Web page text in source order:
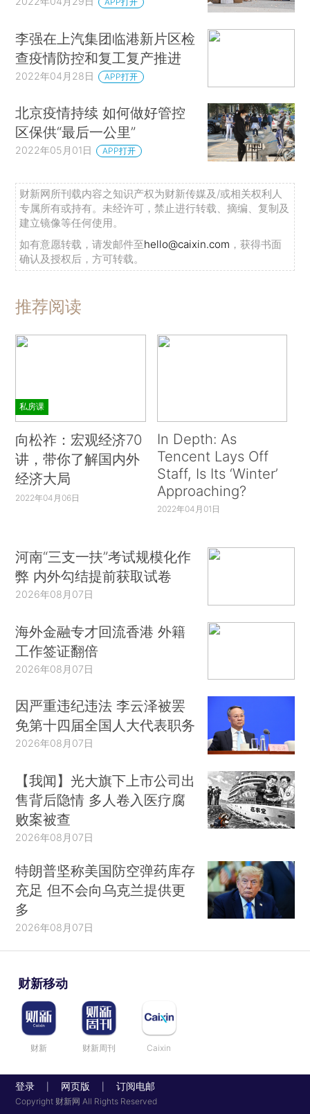
李强在上汽集团临港新片区检
查疫情防控和复工复产推进
2022年04月28日 APP打开
北京疫情持续 如何做好管控
区保供“最后一公里”
2022年05月01日 APP打开
财新网所刊载内容之知识产权为财新传媒及/或相关权利人
专属所有或持有。未经许可，禁止进行转载、摘编、复制及
建立镜像等任何使用。
如有意愿转载，请发邮件至hello@caixin.com ，获得书面
确认及授权后，方可转载。
推荐阅读
私房课
向松祚：宏观经济70
讲，带你了解国内外
经济大局
2022年04月06日
In Depth: As
Tencent Lays Off
Staff, Is Its ‘Winter’
Approaching?
2022年04月01日
河南“三支一扶”考试规模化作
弊 内外勾结提前获取试卷
2026年08月07日
海外金融专才回流香港 外籍
工作签证翻倍
2026年08月07日
因严重违纪违法 李云泽被罢
免第十四届全国人大代表职务
2026年08月07日
【我闻】光大旗下上市公司出
售背后隐情 多人卷入医疗腐
败案被查
2026年08月07日
特朗普坚称美国防空弹药库存
充足 但不会向乌克兰提供更
多
2026年08月07日
财新移动
财新 财新周刊 Caixin
登录 网页版 订阅电邮
Copyright 财新网 All Rights Reserved